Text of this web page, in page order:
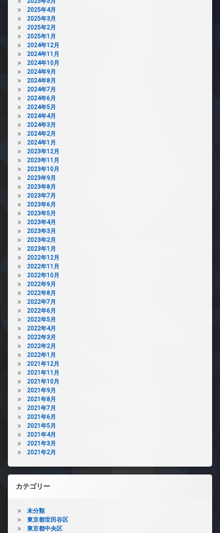
駐
輪
場
ッ
ク
ス
防
犯
カ
メ
ラ
2025年4月
2025年3月
2025年2月
2025年1月
2024年12月
2024年11月
2024年10月
2024年9月
2024年8月
2024年7月
2024年6月
2024年5月
2024年4月
2024年3月
2024年2月
2024年1月
2023年12月
2023年11月
2023年10月
2023年9月
2023年8月
2023年7月
2023年6月
2023年5月
2023年4月
2023年3月
2023年2月
2023年1月
2022年12月
2022年11月
2022年10月
2022年9月
2022年8月
2022年7月
2022年6月
2022年5月
2022年4月
2022年3月
2022年2月
2022年1月
2021年12月
2021年11月
2021年10月
2021年9月
2021年8月
2021年7月
2021年6月
2021年5月
2021年4月
2021年3月
2021年2月
カテゴリー
未分類
東京都世田谷区
東京都中央区